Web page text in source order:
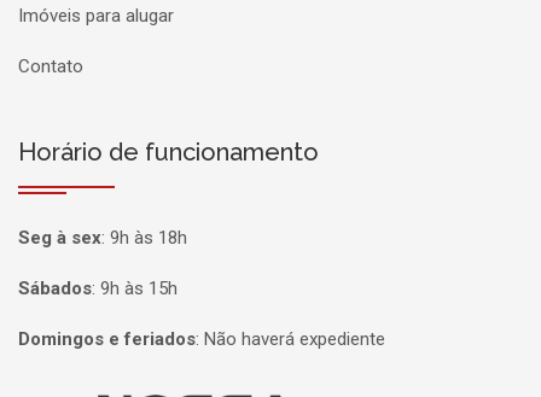
Imóveis para alugar
Contato
Horário de funcionamento
Seg à sex: 9h às 18h
Sábados: 9h às 15h
Domingos e feriados: Não haverá expediente